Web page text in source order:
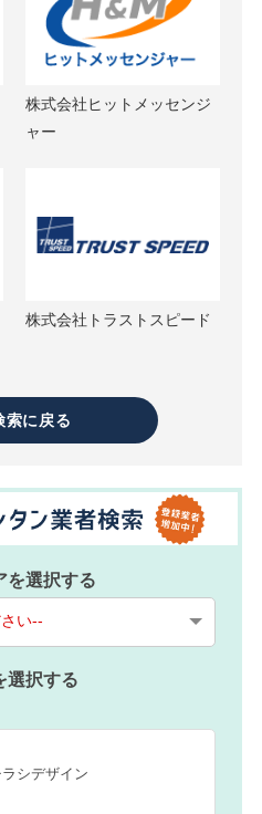
株式会社ヒットメッセンジ
ャー
株式会社トラストスピード
索に戻る
を選択する
選択する
シデザイン